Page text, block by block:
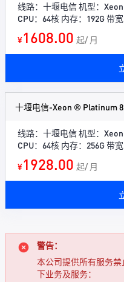
线路：十堰电信 机型：
CPU：64核 内存：192G 带
¥1608.00 起/ 月
十堰电信-Xeon ® Platinum
线路：十堰电信 机型：
CPU：64核 内存：256G 带
¥1928.00 起/ 月
警告：
本公司提供所有服务
下业务及服务：